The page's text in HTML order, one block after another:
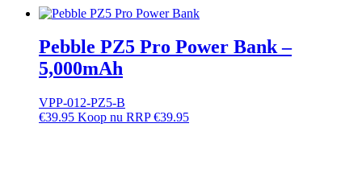
Pebble PZ5 Pro Power Bank –
5,000mAh
VPP-012-PZ5-B
€39.95 RRP€39.95